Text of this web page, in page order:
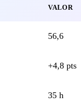
VALOR
56,6
+4,8 pts
35 h